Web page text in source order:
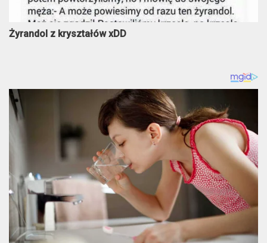
Żyrandol z kryształów xDD